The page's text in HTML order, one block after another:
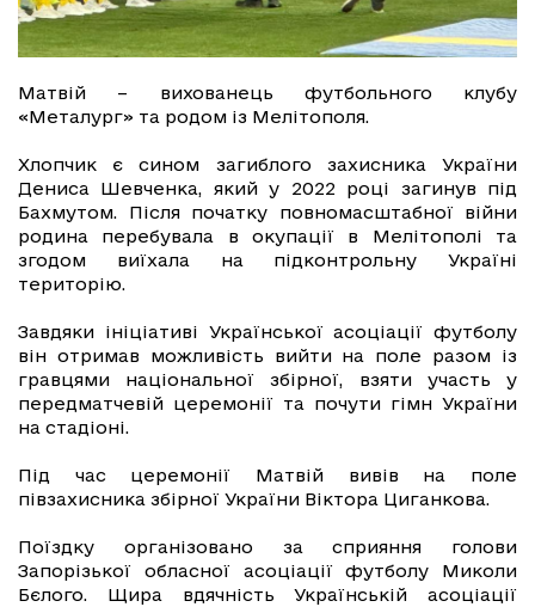
Матвій – вихованець футбольного клубу
«Металург» та родом із Мелітополя.
Хлопчик є сином загиблого захисника України
Дениса Шевченка, який у 2022 році загинув під
Бахмутом. Після початку повномасштабної війни
родина перебувала в окупації в Мелітополі та
згодом виїхала на підконтрольну Україні
територію.
Завдяки ініціативі Української асоціації футболу
він отримав можливість вийти на поле разом із
гравцями національної збірної, взяти участь у
передматчевій церемонії та почути гімн України
на стадіоні.
Під час церемонії Матвій вивів на поле
півзахисника збірної України Віктора Циганкова.
Поїздку організовано за сприяння голови
Запорізької обласної асоціації футболу Миколи
Бєлого. Щира вдячність Українській асоціації